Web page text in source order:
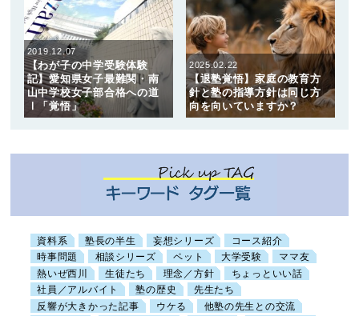
2019.12.07
【わが子の中学受験体験
記】愛知県女子最難関・南
山中学校女子部合格への道
Ⅰ「覚悟」
2025.02.22
【退塾覚悟】家庭の教育方
針と塾の指導方針は同じ方
向を向いていますか？
資料系 塾長の半生 妄想シリーズ
コース紹介
時事問題
相談シリーズ ペット 大学受験
ママ友
熱いぜ西川
生徒たち 理念／方針
ちょっといい話
社員／アルバイト
塾の歴史
先生たち
反響が大きかった記事
ウケる
他塾の先生との交流